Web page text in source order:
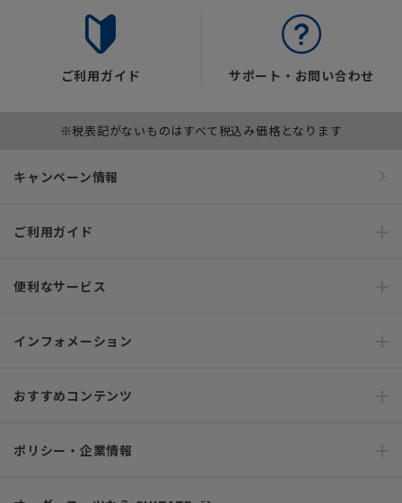
ご利用ガイド サポート・お問い合わせ
※税表記がないものはすべて税込み価格となります
キャンペーン情報
ご利用ガイド
便利なサービス
インフォメーション
おすすめコンテンツ
ポリシー・企業情報